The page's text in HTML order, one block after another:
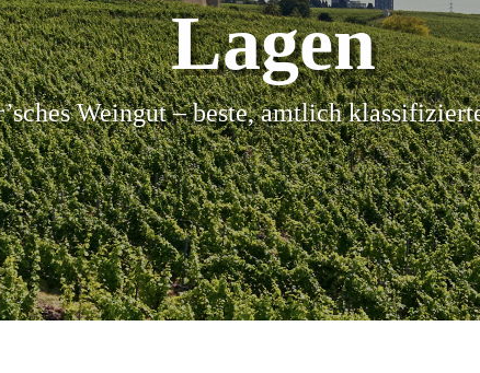
Lagen
Weingut – beste, amtlich